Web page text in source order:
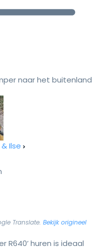
naar het buitenland
Ilse
Translate. Bekijk origineel
R640’ huren is ideaal